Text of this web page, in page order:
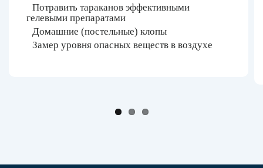
Потравить тараканов эффективными
гелевыми препаратами
Домашние (постельные) клопы
Замер уровня опасных веществ в воздухе